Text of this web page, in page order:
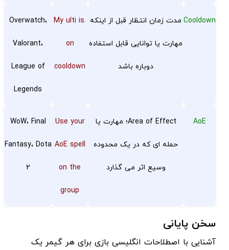
Cooldown مدت زمان انتظار قبل از اینکه
مهارت یا توانایی قابل استفاده
دوباره باشد
.My ulti is
on
cooldown
Overwatch،
Valorant،
League of
Legends
AoE Area of Effect؛ مهارت یا
حمله ای که در یک محدوده
وسیع اثر می گذارد
Use your
AoE spell
on the
group
WoW، Final
Fantasy، Dota
2
سخن پایانی
آشنایی با اصطلاحات انگلیسی بازی برای هر گیمر یک